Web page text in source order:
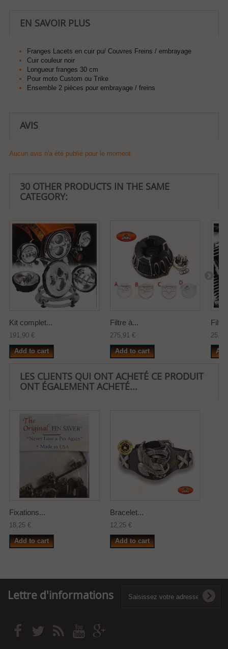
EN SAVOIR PLUS
Franges Lacets en cuir pu/ Couvres Freins / embrayage
Cuir couleur noir
Longueur franges 30 cm
Pour moto Custom ou Trike
Ensemble 2 pièces pour embrayage / freins
AVIS
Aucun avis n'a été publié pour le moment.
30 OTHER PRODUCTS IN THE SAME
CATEGORY:
Kit complet...
191,90 €
Add to cart
Filtre à...
275,91 €
Add to cart
LES CLIENTS QUI ONT ACHETÉ CE PRODUIT
ONT ÉGALEMENT ACHETÉ...
Fixations...
18,25 €
Add to cart
Bracelet...
12,25 €
Add to cart
Lettre d'informations